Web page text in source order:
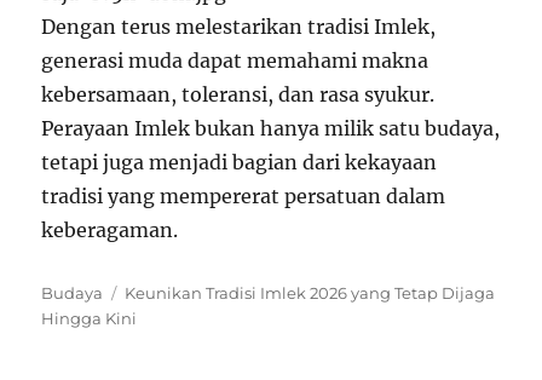
Dengan terus melestarikan tradisi Imlek,
generasi muda dapat memahami makna
kebersamaan, toleransi, dan rasa syukur.
Perayaan Imlek bukan hanya milik satu budaya,
tetapi juga menjadi bagian dari kekayaan
tradisi yang mempererat persatuan dalam
keberagaman.
Categories
Budaya Tags
Keunikan Tradisi Imlek 2026 yang Tetap Dijaga
Hingga Kini